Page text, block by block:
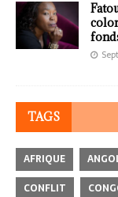
TAGS
AFRIQUE
CONFLIT